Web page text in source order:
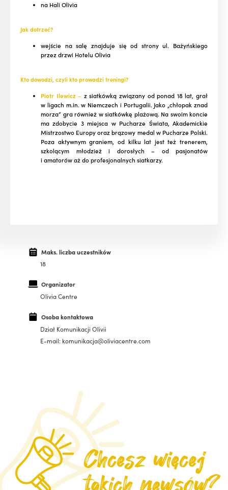
na Hali Olivia
Jak dotrzeć?
wejście na salę znajduje się od strony ul. Bażyńskiego
przez drzwi Hotelu Olivia
Kto dowodzi, czyli kto prowadzi treningi?
Piotr Ilewicz– z siatkówką związany od ponad 18 lat, grał
w ligach m.in. w Niemczech i Portugalii. Jako „chłopak znad
morza” gra również w siatkówkę plażową. Na swoim koncie
ma zdobycie 3 miejsca w Pucharze Świata, Akademickie
Mistrzostwo Europy oraz brązowy medal w Pucharze Polski.
Poza aktywnym graniem, od kilku lat jest też trenerem,
szkolącym młodzież i dorosłych – od pasjonatów
i amatorów aż do profesjonalnych siatkarzy.
Maks. liczba uczestników
18
Organizator
Olivia Centre
Osoba kontaktowa
Dział Komunikacji Olivii
E-mail: komunikacja@oliviacentre.com